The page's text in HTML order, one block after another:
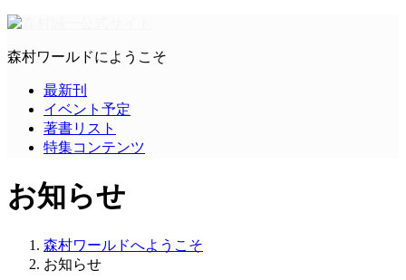
森村ワールドにようこそ
最新刊
イベント予定
著書リスト
特集コンテンツ
お知らせ
森村ワールドへようこそ
お知らせ